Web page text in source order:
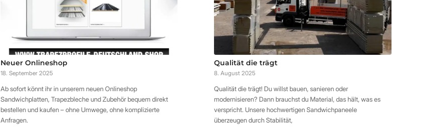
Neuer Onlineshop
18. September 2025
Ab sofort könnt ihr in unserem neuen Onlineshop
Sandwichplatten, Trapezbleche und Zubehör bequem direkt
bestellen und kaufen – ohne Umwege, ohne komplizierte
Anfragen.
Qualität die trägt
8. August 2025
Qualität die trägt! Du willst bauen, sanieren oder
modernisieren? Dann brauchst du Material, das hält, was es
verspricht. Unsere hochwertigen Sandwichpaneele
überzeugen durch Stabilität,